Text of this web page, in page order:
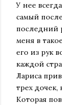
У нее
самый
последний
меня в
его из рук
каждой
Лариса
трех дочек,
Которая